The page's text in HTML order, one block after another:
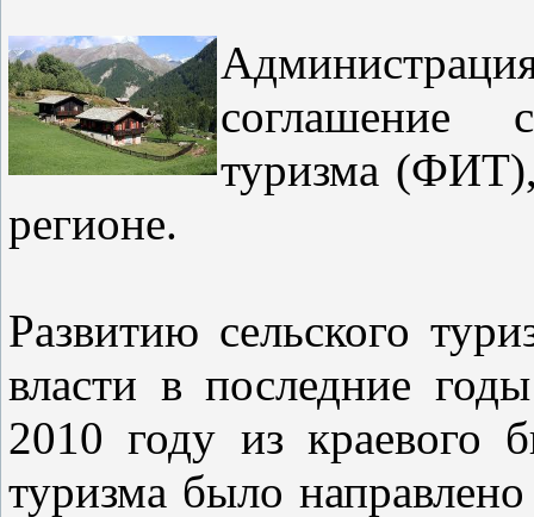
соглашение
туризма (ФИТ),
регионе.
Развитию сельского
власти в последние
2010 году из краевого
туризма было